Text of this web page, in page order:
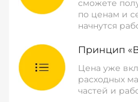
сможете
по ценам и
начнутся
Принцип
Цена уже
расходных
частей и